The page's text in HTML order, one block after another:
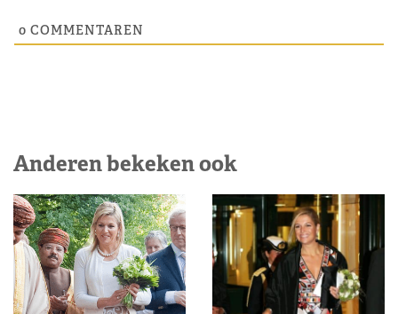
0 COMMENTAREN
Anderen bekeken ook